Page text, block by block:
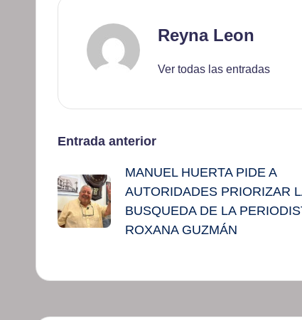
Reyna Leon
Ver todas las entradas
Navegación
de
entradas
Entrada anterior
MANUEL HUERTA PIDE A
AUTORIDADES PRIORIZAR
BUSQUEDA DE LA
ROXANA GUZMÁN